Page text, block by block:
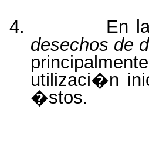
4.
En
desechos de
utilizaci�n
�stos.